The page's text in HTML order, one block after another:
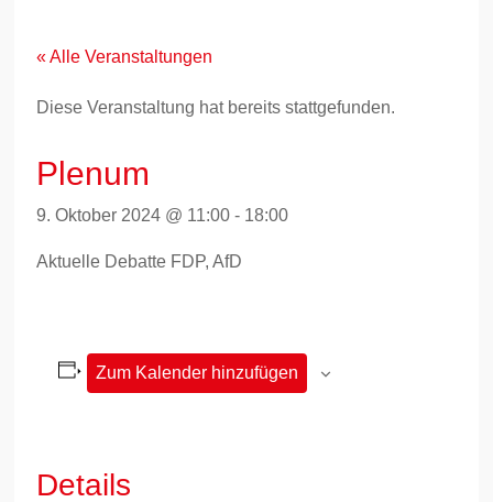
springen« Alle Veranstaltungen
Diese Veranstaltung hat bereits stattgefunden.
Plenum
9. Oktober 2024 @ 11:00 - 18:00
Aktuelle Debatte FDP, AfD
Zum Kalender hinzufügen
Details